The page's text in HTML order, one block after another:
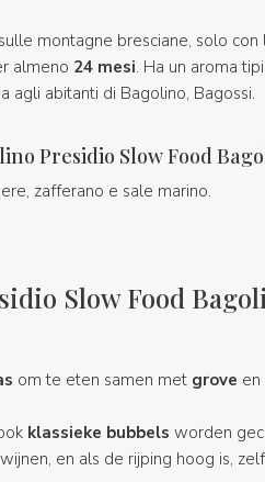
sulle montagne bresciane, solo
almeno 24 mesi. Ha un aroma
agli abitanti di Bagolino, Bagossi.
Presidio Slow Food
zafferano e sale marino.
Slow Food
om te eten samen met grove
klassieke bubbels worden
en als de rijping hoog is,